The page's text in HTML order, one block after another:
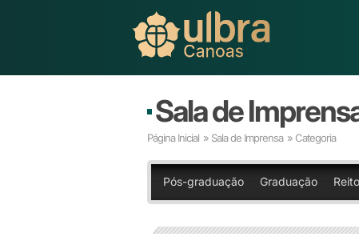
Sala de
Página Inicial » Sala de Imprensa » Categoria
Pós-graduação Graduação